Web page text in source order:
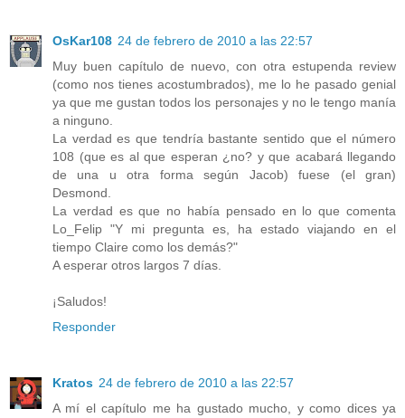
OsKar108 24 de febrero de 2010 a las 22:57
Muy buen capítulo de nuevo, con otra estupenda review
(como nos tienes acostumbrados), me lo he pasado genial
ya que me gustan todos los personajes y no le tengo manía
a ninguno.
La verdad es que tendría bastante sentido que el número
108 (que es al que esperan ¿no? y que acabará llegando
de una u otra forma según Jacob) fuese (el gran)
Desmond.
La verdad es que no había pensado en lo que comenta
Lo_Felip "Y mi pregunta es, ha estado viajando en el
tiempo Claire como los demás?"
A esperar otros largos 7 días.
¡Saludos!
Responder
Kratos 24 de febrero de 2010 a las 22:57
A mí el capítulo me ha gustado mucho, y como dices ya